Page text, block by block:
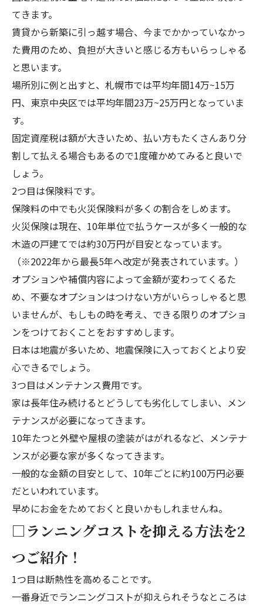
てきます。
賃貸から新築に引っ越す場合、今までかかっていなかっ
た費用のため、負担が大きいと感じる方もいらっしゃる
と思います。
場所別に例と出すと、札幌市では平均年間14万~15万
円、東京中央区では平均年間23万~25万円となっていま
す。
固定資産税は額が大きいため、払い方もたくさんあり分
割して払える場合もあるので1度確かめてみると良いで
しょう。
2つ目は保険料です。
保険料の中でも火災保険料が多くの割合をしめます。
火災保険は現在、10年単位で払うケースが多く一般的な
木造の戸建てでは約30万円が目安となっています。
（※2022年から最長5年へ改定が発表されています。）
オプションや補償内容によって金額が変わってくるた
め、不要なオプションはつけない方がいらっしゃると思
いませんが、もしもの時を考え、できる限りのオプショ
ンをつけておくことをおすすめします。
日本は地震が多いため、地震保険に入っておくとより安
心できるでしょう。
3つ目はメンテナンス費用です。
家は長年住み続けるとどうしても劣化してしまい、メン
テナンスが必要になってきます。
10年たつと外壁や屋根の塗装がはがれるなど、メンテナ
ンスが必要な家が多くなってきます。
一般的な金額の目安として、10年ごとに約100万円必要
だといわれています。
早めにお金をためておくと良いかもしれませんね。
□ランニングコストを抑える方法を2
つご紹介！
1つ目は断熱性を高めることです。
一番身近でランニングコストが抑えられそうなところは